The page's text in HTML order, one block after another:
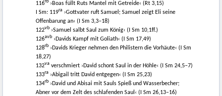
116rb ›Boas füllt Ruts Mantel mit Getreide‹ (Rt 3,15)
I Sm: 119ra ›Gottvater ruft Samuel; Samuel zeigt Eli seine
Offenbarung an‹ (I Sm 3,3–18)
122vb ›Samuel salbt Saul zum König‹ (I Sm 10,1ff.)
126avb ›Davids Kampf mit Goliath‹ (I Sm 17,49)
128rb ›Davids Krieger nehmen den Philistern die Vorhäute‹ (I Sm
18,27)
132va verschmiert ›David schont Saul in der Höhle‹ (I Sm 24,5–7)
133ra ›Abigail tritt David entgegen‹ (I Sm 25,23)
134rb ›David und Abisai mit Sauls Spieß und Wasserbecher;
Abner vor dem Zelt des schlafenden Saul‹ (I Sm 26,13–16)